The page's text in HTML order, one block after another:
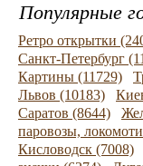
Популярные
Ретро открытки
Санкт-Петербург
Картины (11729)
Львов (10183)
Саратов (8644)
паровозы,
Кисловодск (7008)